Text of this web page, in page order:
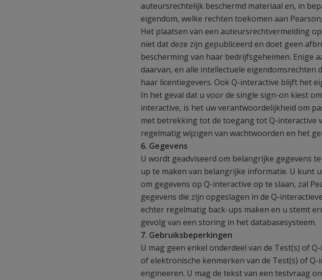
auteursrechtelijk beschermd materiaal en, in
eigendom, welke rechten toekomen aan
Het plaatsen van een auteursrechtvermelding
niet dat deze zijn gepubliceerd en doet geen
bescherming van haar bedrijfsgeheimen. Enige
daarvan, en alle intellectuele eigendomsrechten
haar licentiegevers. Ook Q-interactive blijft het
In het geval dat u voor de single sign-on kiest
interactive, is het uw verantwoordelijkheid om
met betrekking tot de toegang tot Q-interactive
regelmatig wijzigen van wachtwoorden en het
6. Gegevens
U wordt geadviseerd om belangrijke gegevens
up te maken van belangrijke informatie. U kunt
om gegevens op Q-interactive op te slaan, zal
gegevens die zijn opgeslagen in de Q-
echter regelmatig back-ups maken en u stemt
gevolg van een storing in het databasesysteem.
7. Gebruiksbeperkingen
U mag geen enkel onderdeel van de Test(s) of
of elektronische kenmerken van de Test(s) of
engineeren. U mag de tekst van een testvraag